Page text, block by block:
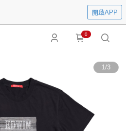
開啟APP
0
1/3